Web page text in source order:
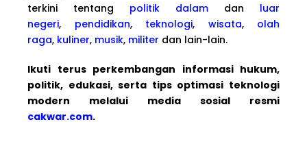
terkini tentang politik dalam dan luar
negeri, pendidikan, teknologi, wisata, olah
raga, kuliner, musik, militer dan lain-lain.
Ikuti terus perkembangan informasi hukum,
politik, edukasi, serta tips optimasi teknologi
modern melalui media sosial resmi
cakwar.com.